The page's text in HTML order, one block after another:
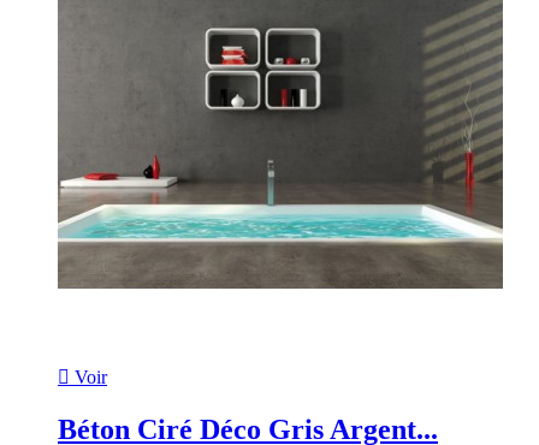
 Voir
Béton Ciré Déco Gris Argent...